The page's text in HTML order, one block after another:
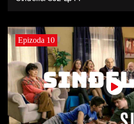
Epizoda 10